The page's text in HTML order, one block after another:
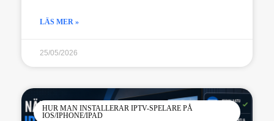
LÄS MER »
25/05/2026
HUR MAN INSTALLERAR IPTV-SPELARE PÅ
IOS/IPHONE/IPAD